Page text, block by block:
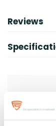
Reviews